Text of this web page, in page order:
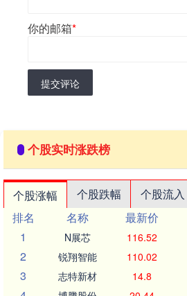
你的邮箱*
提交评论
个股实时涨跌榜
个股涨幅 个股跌幅 个股流入
排名
名称 最新价
1
N展芯 116.52
2 锐翔智能 110.02
3 志特新材 14.8